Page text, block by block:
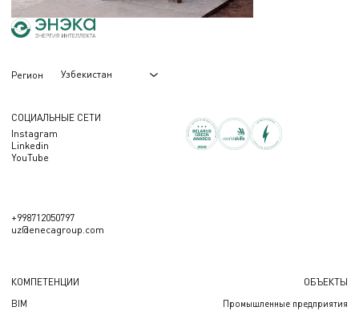
Регион Узбекистан
СОЦИАЛЬНЫЕ СЕТИ
Instagram
Linkedin
YouTube
+998712050797
uz@enecagroup.com
КОМПЕТЕНЦИИ
BIM
ОБЪЕКТЫ
Промышленные предприятия